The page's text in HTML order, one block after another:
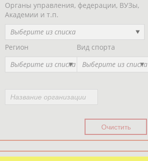
Органы управления, федерации, ВУЗы,
Академии и т.п.
Выберите из списка
Регион
Выберите из списка
Вид спорта
Выберите из списка